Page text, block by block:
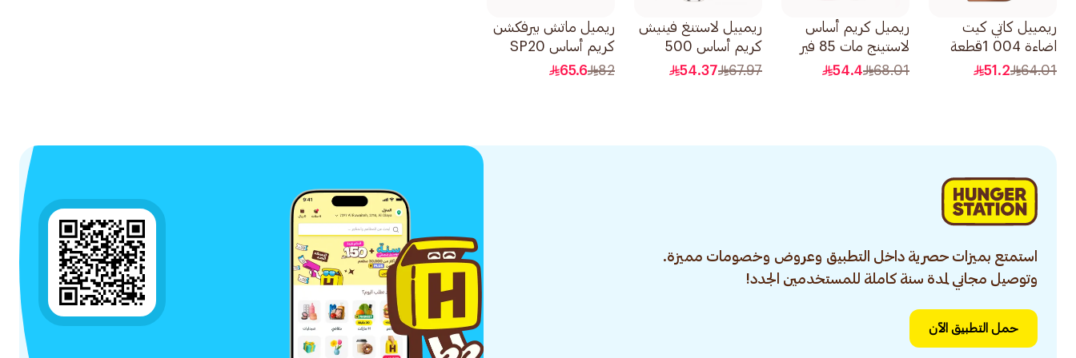
ريمييل كاتي كيت
اضاءة 004 1قطعة
64.01
51.2
ريميل كريم أساس
لاستينج مات 85 فير
بيج 1قطعة
68.01
54.4
ريمييل لاستنغ فينيش
كريم أساس 500
1قطعة
67.97
54.37
ريميل ماتش بيرفكشن
كريم أساس SP20
82
65.6
استمتع بميزات حصرية داخل التطبيق وعروض وخصومات مميزة.
وتوصيل مجاني لمدة سنة كاملة للمستخدمين الجدد!
حمل التطبيق الآن